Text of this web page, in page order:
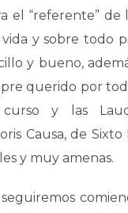
el “referente” de
y sobre todo
y bueno,
querido por
y las
Causa, de Sixto
y muy amenas.